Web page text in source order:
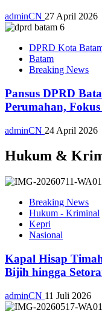
adminCN 27 April 2026
DPRD Kota
Batam
Breaking News
Pansus DPRD
Perumahan,
adminCN 24 April 2026
Hukum &
Breaking News
Hukum - Kriminal
Kepri
Nasional
Kapal Hisap
Bijih hingga
adminCN 11 Juli 2026